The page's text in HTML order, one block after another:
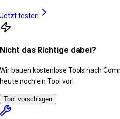
Jetzt testen
Nicht das Richtige dabei?
Wir bauen kostenlose Tools nach
heute noch ein Tool vor!
Tool vorschlagen